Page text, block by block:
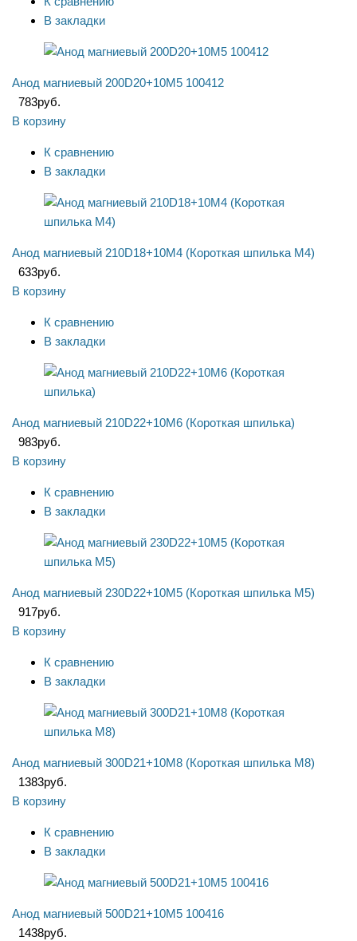
В закладки
Анод магниевый 200D20+10M5 100412
783руб.
В корзину
К сравнению
В закладки
Анод магниевый 210D18+10M4 (Короткая шпилька М4)
633руб.
В корзину
К сравнению
В закладки
Анод магниевый 210D22+10M6 (Короткая шпилька)
983руб.
В корзину
К сравнению
В закладки
Анод магниевый 230D22+10M5 (Короткая шпилька М5)
917руб.
В корзину
К сравнению
В закладки
Анод магниевый 300D21+10M8 (Короткая шпилька М8)
1383руб.
В корзину
К сравнению
В закладки
Анод магниевый 500D21+10M5 100416
1438руб.